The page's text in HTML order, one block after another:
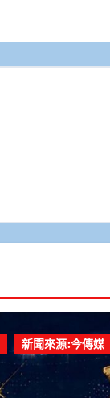
新聞來源:今傳媒